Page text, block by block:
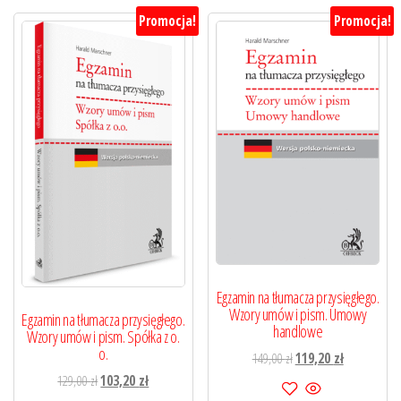
Promocja!
Egzamin na tłumacza przysięgłego.
Wzory umów i pism. Spółka z o.
o.
129,00złPierwotna
103,20 złAktualna
Promocja!
Egzamin na tłumacza przysięgłego.
Wzory umów i pism. Umowy
handlowe
149,00złPierwotna
cena
119,20 złAktualna